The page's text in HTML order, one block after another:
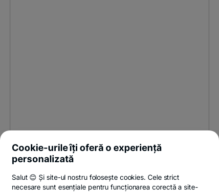
Cookie-urile îți oferă o experiență
personalizată
Salut 😊 Și site-ul nostru folosește cookies. Cele strict
necesare sunt esențiale pentru funcționarea corectă a site-